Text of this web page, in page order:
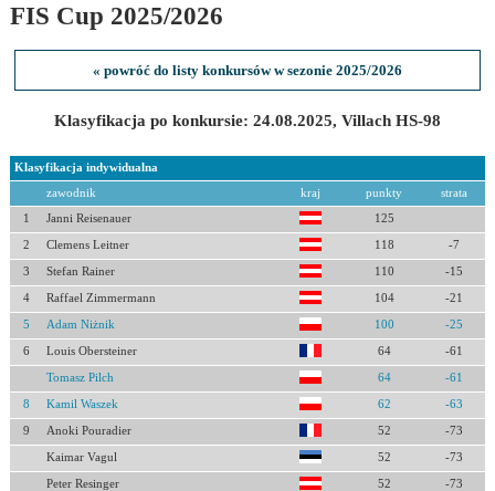
FIS Cup 2025/2026
« powróć do listy konkursów w sezonie 2025/2026
Klasyfikacja po konkursie: 24.08.2025, Villach HS-98
Klasyfikacja indywidualna
zawodnik kraj punkty strata
1 Janni Reisenauer 125
2 Clemens Leitner 118 -7
3 Stefan Rainer 110 -15
4 Raffael Zimmermann 104 -21
5 Adam Niżnik 100 -25
6 Louis Obersteiner 64 -61
Tomasz Pilch 64 -61
8 Kamil Waszek 62 -63
9 Anoki Pouradier 52 -73
Kaimar Vagul 52 -73
Peter Resinger 52 -73